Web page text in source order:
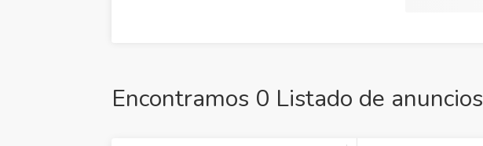
Encontramos 0 Listado de anuncios